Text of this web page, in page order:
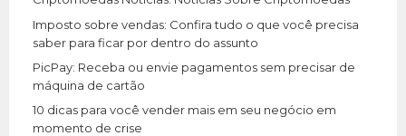
Imposto sobre vendas: Confira tudo o que você precisa
saber para ficar por dentro do assunto
PicPay: Receba ou envie pagamentos sem precisar de
máquina de cartão
10 dicas para você vender mais em seu negócio em
momento de crise